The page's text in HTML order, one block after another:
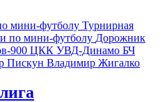
мини-футболу Турнирная
по мини-футболу Дорожник
900 ЦКК УВД-Динамо БЧ
Пискун Владимир Жигалко